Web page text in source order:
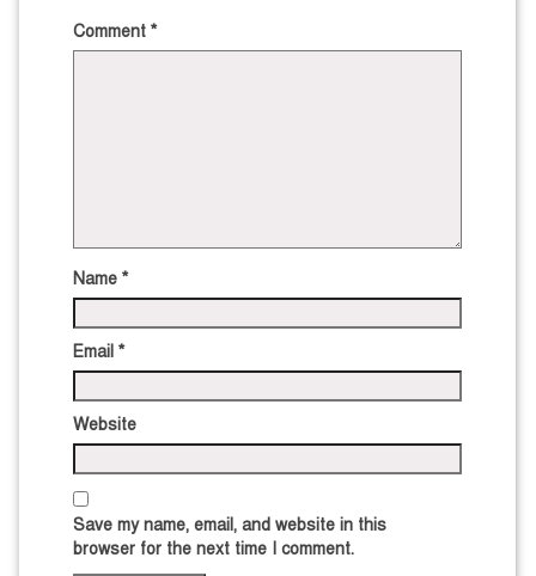
Comment *
Name *
Email *
Website
Save my name, email, and website in this
browser for the next time I comment.